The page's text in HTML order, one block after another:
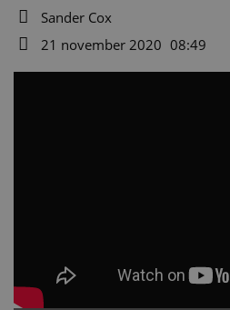
Auteur
Sander Cox
21 november 2020 08:49